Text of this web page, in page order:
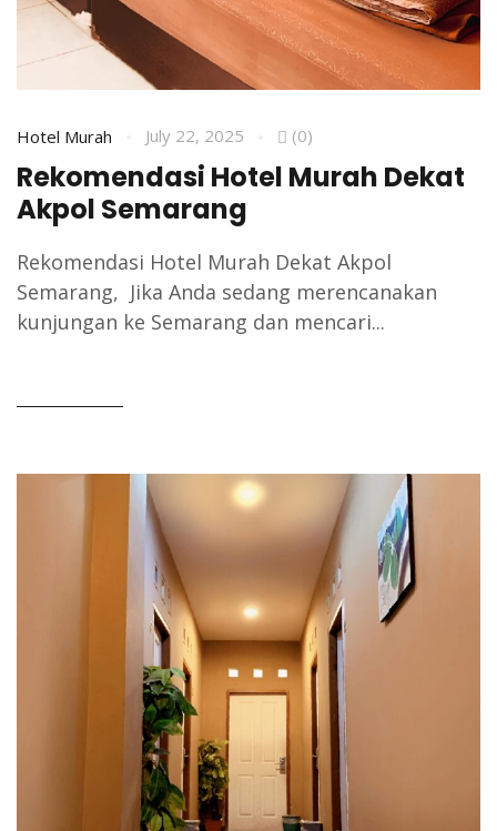
Hotel Murah July 22, 2025 (0)
Rekomendasi Hotel Murah Dekat
Akpol Semarang
Rekomendasi Hotel Murah Dekat Akpol
Semarang, Jika Anda sedang merencanakan
kunjungan ke Semarang dan mencari...